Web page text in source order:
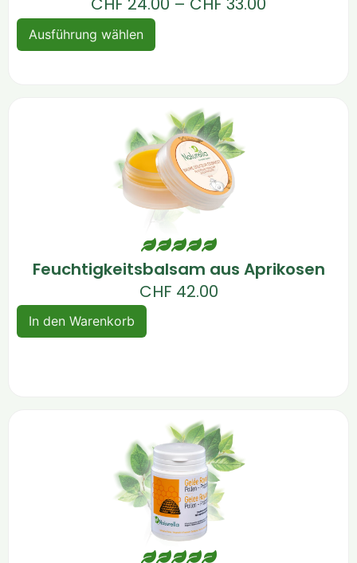
Ausführung wählen
Feuchtigkeitsbalsam aus Aprikosen
CHF 42.00
In den Warenkorb